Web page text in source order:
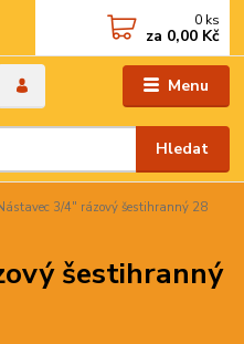
Menu
Hledat
0 ks
za 0,00 Kč
3/4" rázový šestihranný 28
šestihranný